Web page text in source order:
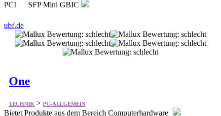
PCI SFP Mini GBIC
ubf.de
One
TECHNIK > PC-ALLGEMEIN
Bietet Produkte aus dem Bereich Computerhardware